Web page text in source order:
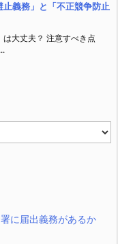
義務」と「不正競争防止
大丈夫？ 注意すべき点
に届出義務があるか